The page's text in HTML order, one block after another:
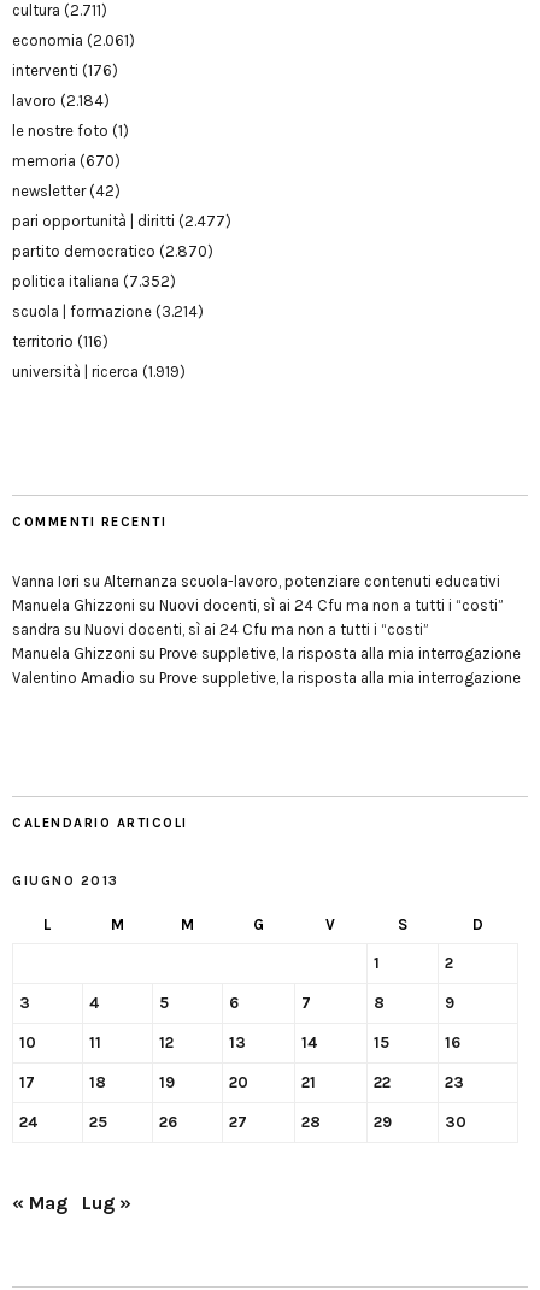
cultura (2.711)
economia (2.061)
interventi (176)
lavoro (2.184)
le nostre foto (1)
memoria (670)
newsletter(42)
pari opportunità | diritti (2.477)
partito democratico (2.870)
politica italiana (7.352)
scuola | formazione (3.214)
territorio (116)
università | ricerca (1.919)
COMMENTI RECENTI
Vanna Iori su Alternanza scuola-lavoro, potenziare contenuti educativi
Manuela Ghizzoni su Nuovi docenti, sì ai 24 Cfu ma non a tutti i “costi”
sandra su Nuovi docenti, sì ai 24 Cfu ma non a tutti i “costi”
Manuela Ghizzoni su Prove suppletive, la risposta alla mia interrogazione
Valentino Amadio su Prove suppletive, la risposta alla mia interrogazione
CALENDARIO ARTICOLI
GIUGNO 2013
L M M G V S D
1 2
3 4 5 6 7 8 9
10 11 12 13 14 15 16
17 18 19 20 21 22 23
24 25 26 27 28 29 30
« Mag Lug »